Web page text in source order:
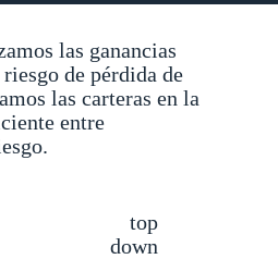
las ganancias
de pérdida de
las carteras en la
entre
top
down